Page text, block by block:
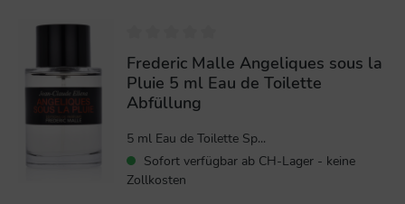
Frederic Malle Angeliques sous la
Pluie 5 ml Eau de Toilette
Abfüllung
5 ml Eau de Toilette Sp...
Sofort verfügbar ab CH-Lager - keine
Zollkosten